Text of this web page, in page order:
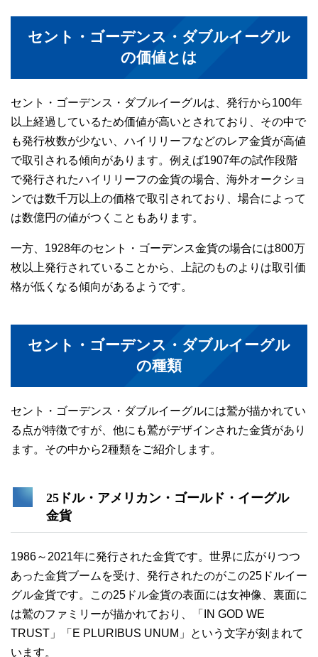
セント・ゴーデンス・ダブルイーグル
の価値とは
セント・ゴーデンス・ダブルイーグルは、発行から100年
以上経過しているため価値が高いとされており、その中で
も発行枚数が少ない、ハイリリーフなどのレア金貨が高値
で取引される傾向があります。例えば1907年の試作段階
で発行されたハイリリーフの金貨の場合、海外オークショ
ンでは数千万以上の価格で取引されており、場合によって
は数億円の値がつくこともあります。
一方、1928年のセント・ゴーデンス金貨の場合には800万
枚以上発行されていることから、上記のものよりは取引価
格が低くなる傾向があるようです。
セント・ゴーデンス・ダブルイーグル
の種類
セント・ゴーデンス・ダブルイーグルには鷲が描かれてい
る点が特徴ですが、他にも鷲がデザインされた金貨があり
ます。その中から2種類をご紹介します。
25ドル・アメリカン・ゴールド・イーグル
金貨
1986～2021年に発行された金貨です。世界に広がりつつ
あった金貨ブームを受け、発行されたのがこの25ドルイー
グル金貨です。この25ドル金貨の表面には女神像、裏面に
は鷲のファミリーが描かれており、「IN GOD WE
TRUST」「E PLURIBUS UNUM」という文字が刻まれて
います。